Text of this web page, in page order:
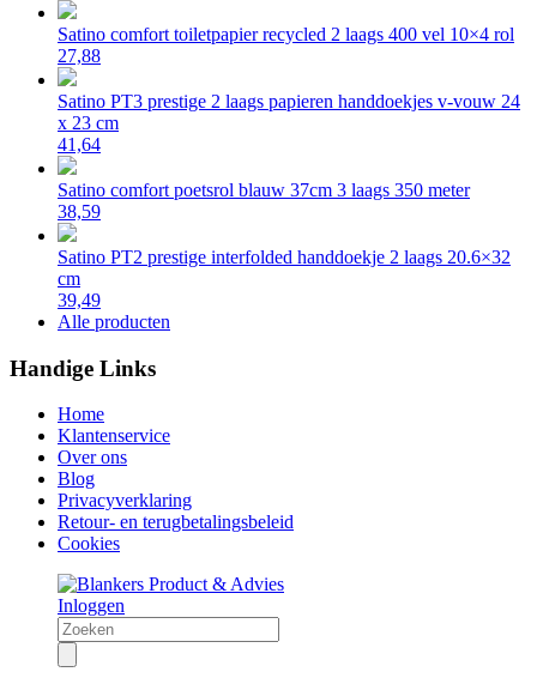
Satino comfort toiletpapier recycled 2 laags 400 vel 10×4 rol
27,88
Satino PT3 prestige 2 laags papieren handdoekjes v-vouw 24
x 23 cm
41,64
Satino comfort poetsrol blauw 37cm 3 laags 350 meter
38,59
Satino PT2 prestige interfolded handdoekje 2 laags 20.6×32
cm
39,49
Alle producten
Handige Links
Home
Klantenservice
Over ons
Blog
Privacyverklaring
Retour- en terugbetalingsbeleid
Cookies
Inloggen